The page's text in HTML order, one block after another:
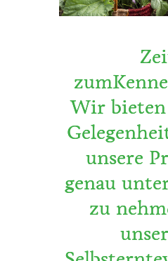
Wir bieten
unsere
genau
zu